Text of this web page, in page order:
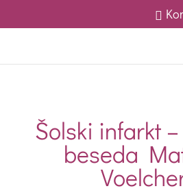
Šolski infarkt
beseda